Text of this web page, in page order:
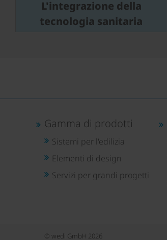
L'integrazione della
tecnologia sanitaria
Gamma di prodotti
Sistemi per l'edilizia
Elementi di design
Servizi per grandi progetti
© wedi GmbH 2026